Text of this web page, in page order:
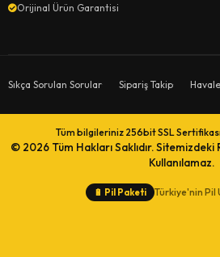
Orijinal Ürün Garantisi
Sıkça Sorulan Sorular Sipariş Takip
Tüm bilgileriniz 256bit SSL
© 2026 Tüm Hakları Saklıdır.
Kullanılamaz.
🔋 Pil Paketi Türkiye'nin Pil